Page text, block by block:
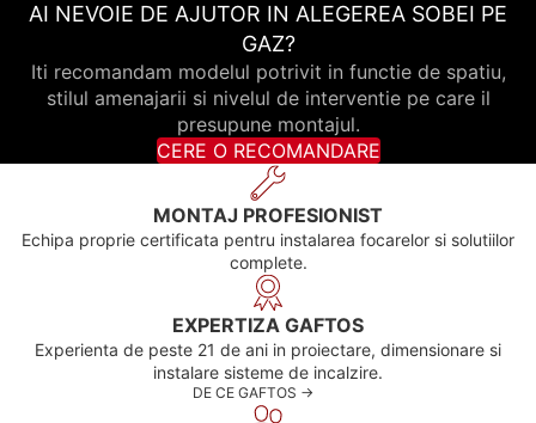
AI NEVOIE DE AJUTOR IN ALEGEREA SOBEI PE
GAZ?
Iti recomandam modelul potrivit in functie de spatiu,
stilul amenajarii si nivelul de interventie pe care il
presupune montajul.
CERE O RECOMANDARE
MONTAJ PROFESIONIST
Echipa proprie certificata pentru instalarea focarelor si solutiilor
complete.
EXPERTIZA GAFTOS
Experienta de peste 21 de ani in proiectare, dimensionare si
instalare sisteme de incalzire.
DE CE GAFTOS ->